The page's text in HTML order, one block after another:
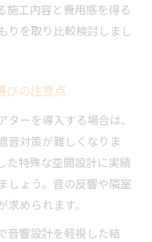
施工内容と費用感を得る
りを取り比較検討しまし
びの注意点
ーを導入する場合は、
音対策が難しくなりま
た特殊な空間設計に実績
しょう。音の反響や隣室
められます。
音響設計を軽視した結